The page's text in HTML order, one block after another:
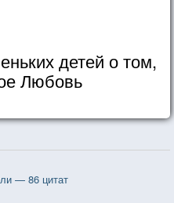
детей о том,
Любовь
— 86 цитат